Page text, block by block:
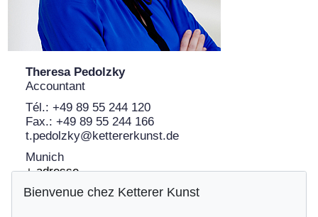
Theresa Pedolzky
Accountant
Tél.: +49 89 55 244 120
Fax.: +49 89 55 244 166
t.pedolzky@kettererkunst.de
Munich
+ adresse
Bienvenue chez Ketterer Kunst